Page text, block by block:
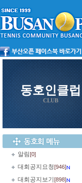
동호인클럽
CLUB
알림[0]
대회공지요청[946]
대회공지보기 [898]